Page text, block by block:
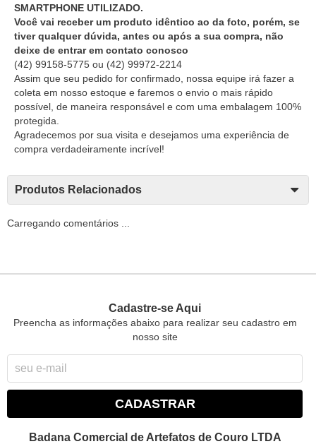
SMARTPHONE UTILIZADO.
Você vai receber um produto idêntico ao da foto, porém, se
tiver qualquer dúvida, antes ou após a sua compra, não
deixe de entrar em contato conosco
(42) 99158-5775 ou (42) 99972-2214
Assim que seu pedido for confirmado, nossa equipe irá fazer a
coleta em nosso estoque e faremos o envio o mais rápido
possível, de maneira responsável e com uma embalagem 100%
protegida.
Agradecemos por sua visita e desejamos uma experiência de
compra verdadeiramente incrível!
Produtos Relacionados
Carregando comentários ...
Cadastre-se Aqui
Preencha as informações abaixo para realizar seu cadastro em
nosso site
CADASTRAR
Badana Comercial de Artefatos de Couro LTDA